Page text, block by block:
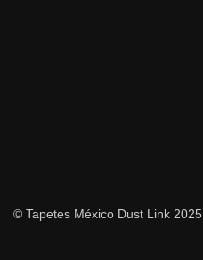
© Tapetes México Dust Link 2025